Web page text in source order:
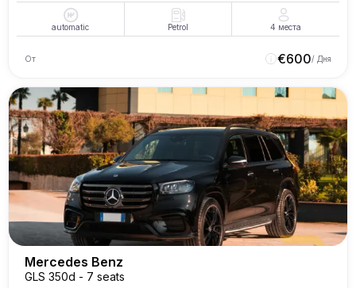
automatic Petrol 4 места
От €600/ Дня
Mercedes Benz
GLS 350d - 7 seats